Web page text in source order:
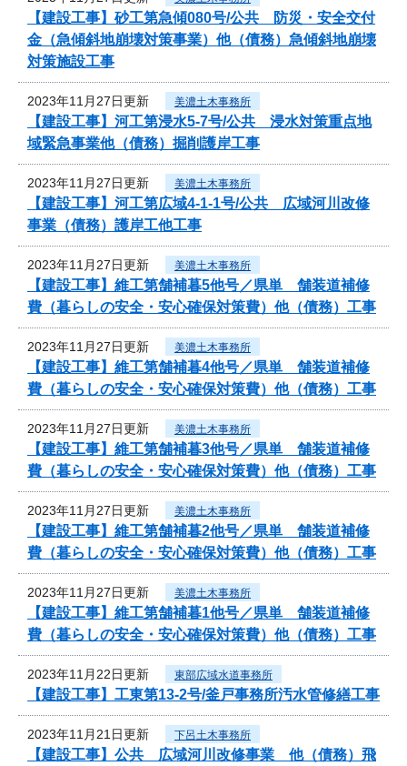
【建設工事】砂工第急傾080号/公共 防災・安全交付
金（急傾斜地崩壊対策事業）他（債務）急傾斜地崩壊
対策施設工事
2023年11月27日更新 美濃土木事務所
【建設工事】河工第浸水5-7号/公共 浸水対策重点地
域緊急事業他（債務）掘削護岸工事
2023年11月27日更新 美濃土木事務所
【建設工事】河工第広域4-1-1号/公共 広域河川改修
事業（債務）護岸工他工事
2023年11月27日更新 美濃土木事務所
【建設工事】維工第舗補暮5他号／県単 舗装道補修
費（暮らしの安全・安心確保対策費）他（債務）工事
2023年11月27日更新 美濃土木事務所
【建設工事】維工第舗補暮4他号／県単 舗装道補修
費（暮らしの安全・安心確保対策費）他（債務）工事
2023年11月27日更新 美濃土木事務所
【建設工事】維工第舗補暮3他号／県単 舗装道補修
費（暮らしの安全・安心確保対策費）他（債務）工事
2023年11月27日更新 美濃土木事務所
【建設工事】維工第舗補暮2他号／県単 舗装道補修
費（暮らしの安全・安心確保対策費）他（債務）工事
2023年11月27日更新 美濃土木事務所
【建設工事】維工第舗補暮1他号／県単 舗装道補修
費（暮らしの安全・安心確保対策費）他（債務）工事
2023年11月22日更新 東部広域水道事務所
【建設工事】工東第13-2号/釜戸事務所汚水管修繕工事
2023年11月21日更新 下呂土木事務所
【建設工事】公共 広域河川改修事業 他（債務）飛